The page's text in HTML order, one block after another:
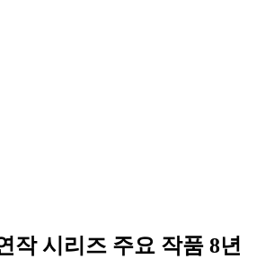
작 시리즈 주요 작품 8년